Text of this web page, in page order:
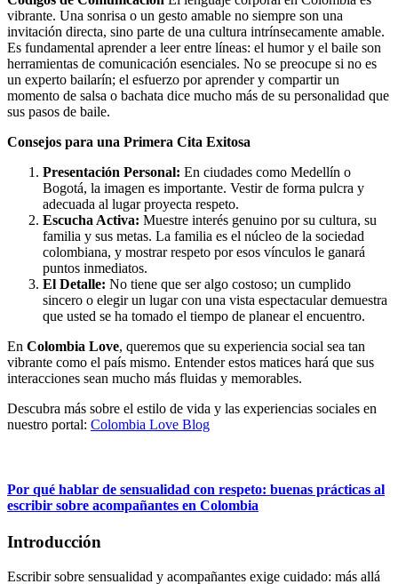
vibrante. Una sonrisa o un gesto amable no siempre son una
invitación directa, sino parte de una cultura intrínsecamente amable.
Es fundamental aprender a leer entre líneas: el humor y el baile son
herramientas de comunicación esenciales. No se preocupe si no es
un experto bailarín; el esfuerzo por aprender y compartir un
momento de salsa o bachata dice mucho más de su personalidad que
sus pasos de baile.
Consejos para una Primera Cita Exitosa
Presentación Personal: En ciudades como Medellín o
Bogotá, la imagen es importante. Vestir de forma pulcra y
adecuada al lugar proyecta respeto.
Escucha Activa: Muestre interés genuino por su cultura, su
familia y sus metas. La familia es el núcleo de la sociedad
colombiana, y mostrar respeto por esos vínculos le ganará
puntos inmediatos.
El Detalle: No tiene que ser algo costoso; un cumplido
sincero o elegir un lugar con una vista espectacular demuestra
que usted se ha tomado el tiempo de planear el encuentro.
En Colombia Love, queremos que su experiencia social sea tan
vibrante como el país mismo. Entender estos matices hará que sus
interacciones sean mucho más fluidas y memorables.
Descubra más sobre el estilo de vida y las experiencias sociales en
nuestro portal: Colombia Love Blog
Por qué hablar de sensualidad con respeto: buenas prácticas al
escribir sobre acompañantes en Colombia
Introducción
Escribir sobre sensualidad y acompañantes exige cuidado: más allá